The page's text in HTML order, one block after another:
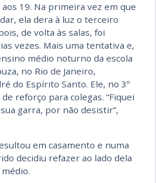
19. Na primeira vez em que
ela dera à luz o terceiro
de volta às salas, foi
vezes. Mais uma tentativa e,
médio noturno da escola
no Rio de Janeiro,
do Espírito Santo. Ele, no 3º
reforço para colegas. “Fiquei
garra, por não desistir”,
em casamento e numa
decidiu refazer ao lado dela